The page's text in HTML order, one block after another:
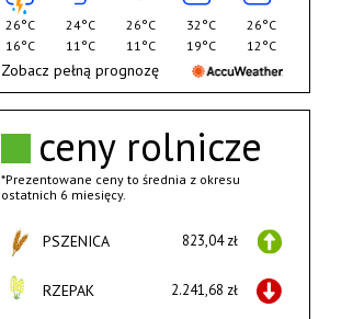
ceny rolnicze
*Prezentowane ceny to średnia z okresu
ostatnich 6 miesięcy.
PSZENICA 823,04 zł
RZEPAK 2.241,68 zł
26°C
16°C
24°C
11°C
26°C
11°C
32°C
19°C
26°C
12°C
Zobacz pełną prognozę